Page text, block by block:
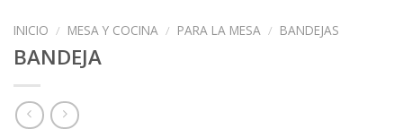
INICIO / MESA Y COCINA / PARA LA MESA / BANDEJAS
BANDEJA